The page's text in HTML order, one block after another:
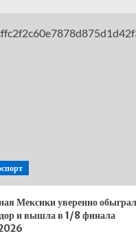
титул
Мексики уверенно
и вышла в 1/8 финала